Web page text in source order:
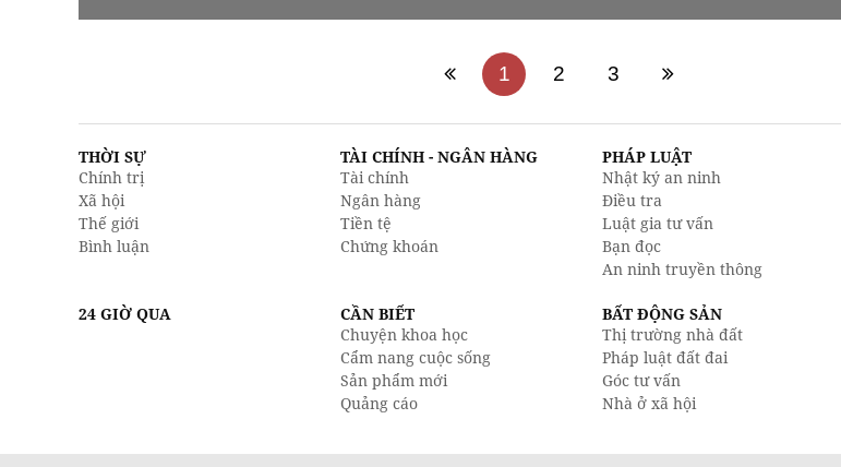
1 2 3
THỜI SỰ
Chính trị
Xã hội
Thế giới
Bình luận
TÀI CHÍNH - NGÂN HÀNG
Tài chính
Ngân hàng
Tiền tệ
Chứng khoán
PHÁP LUẬT
Nhật ký an ninh
Điều tra
Luật gia tư vấn
Bạn đọc
An ninh truyền thông
24 GIỜ QUA
CẦN BIẾT
Chuyện khoa học
Cẩm nang cuộc sống
Sản phẩm mới
Quảng cáo
BẤT ĐỘNG SẢN
Thị trường nhà đất
Pháp luật đất đai
Góc tư vấn
Nhà ở xã hội